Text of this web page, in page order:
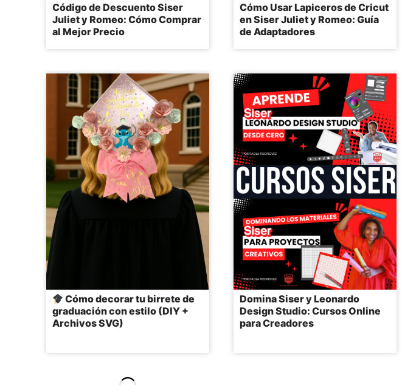
Código de Descuento Siser
Juliet y Romeo: Cómo Comprar
al Mejor Precio
Cómo Usar Lapiceros de Cricut
en Siser Juliet y Romeo: Guía
de Adaptadores
Cómo decorar tu birrete de
graduación con estilo (DIY +
Archivos SVG)
Domina Siser y Leonardo
Design Studio: Cursos Online
para Creadores